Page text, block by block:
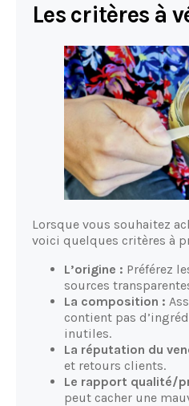
Les critères à
Lorsque vous souhaitez
voici quelques critères à
L’origine : Préférez
sources
La composition :
contient pas
inutiles.
La réputation du
et retours clients.
Le rapport qualité/
peut cacher une